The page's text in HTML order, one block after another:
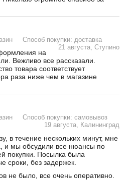
Способ покупки: доставка
21 августа, Ступино
на
Вежливо все рассказали.
товара соответствует
раза ниже чем в магазине
Способ покупки: самовывоз
19 августа, Калининград
в течение нескольких минут, мне
и мы обсудили все нюансы по
покупки. Посылка была
сроки, без задержек.
не было, все очень оперативно.